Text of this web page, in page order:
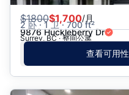
$1800$1,700/月
2 卧 · 1 卫 · 700 ft²
9876 Huckleberry Dr
Surrey, BC · 整间公寓
查看可用性